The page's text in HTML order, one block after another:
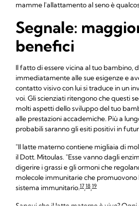
mamme l'allattamento al seno è
Segnale:
benefici
Il fatto di essere vicina al tuo bambino,
immediatamente alle sue esigenze e
contatto visivo con lui si traduce in un
voi. Gli scienziati ritengono che questi
molti aspetti dello sviluppo del tuo
alle prestazioni accademiche. Più a
probabili saranno gli esiti positivi in
"Il latte materno contiene migliaia di
il Dott. Mitoulas. "Esse vanno dagli
digerire i grassi e gli ormoni che
molecole immunitarie che promuovono
sistema immunitario.17,18,19
Sapevi che il latte materno è vivo? Ogni